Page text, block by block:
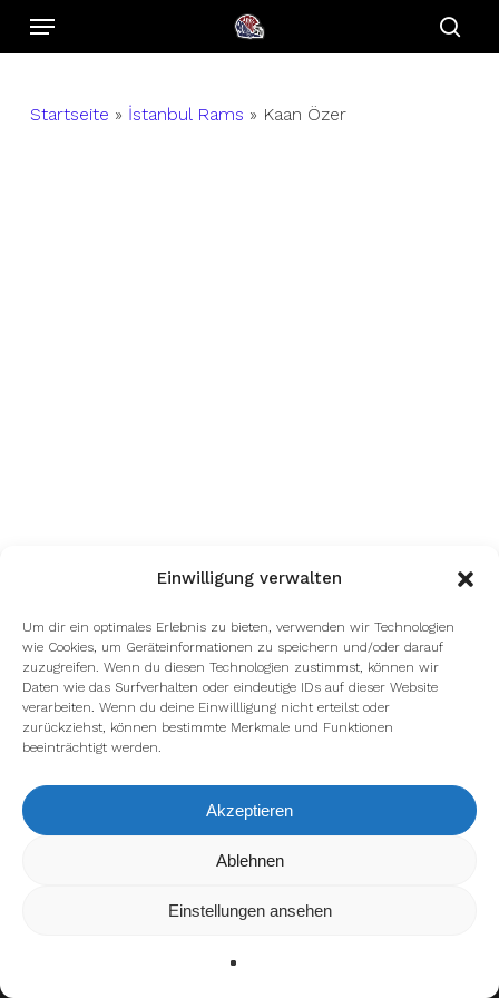
Einwilligung verwalten
Um dir ein optimales Erlebnis zu bieten, verwenden wir Technologien
wie Cookies, um Geräteinformationen zu speichern und/oder darauf
zuzugreifen. Wenn du diesen Technologien zustimmst, können wir
Daten wie das Surfverhalten oder eindeutige IDs auf dieser Website
verarbeiten. Wenn du deine Einwillligung nicht erteilst oder
zurückziehst, können bestimmte Merkmale und Funktionen
beeinträchtigt werden.
Akzeptieren
Ablehnen
Einstellungen ansehen
Skip
content
Menu
Startseite » İstanbul Rams » Kaan Özer
facebook youtube instagram spotify twitch
Datenschutzerklärung
Wir verwenden Cookies, um dir die bestmögliche Erfahrung auf
kannst du erfahren, welche Cookies wir
verwenden oder sie ausschalten.